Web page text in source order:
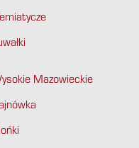
Mazowieckie